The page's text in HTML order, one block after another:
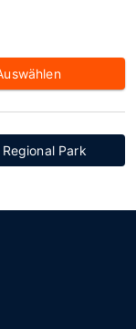
Park